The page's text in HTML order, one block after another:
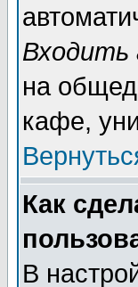
Входить
на
кафе,
Как
В